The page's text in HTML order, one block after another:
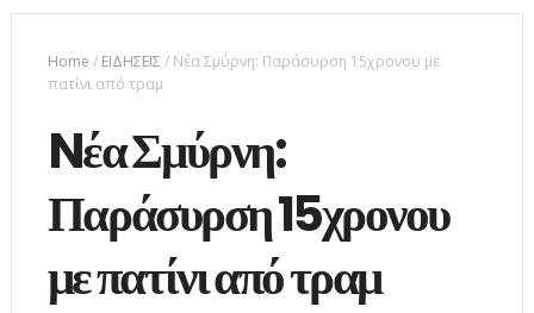
Home / ΕΙΔΗΣΕΙΣ / Nέα Σμύρνη: Παράσυρση 15χρονου με
πατίνι από τραμ
Nέα Σμύρνη:
Παράσυρση 15χρονου
με πατίνι από τραμ